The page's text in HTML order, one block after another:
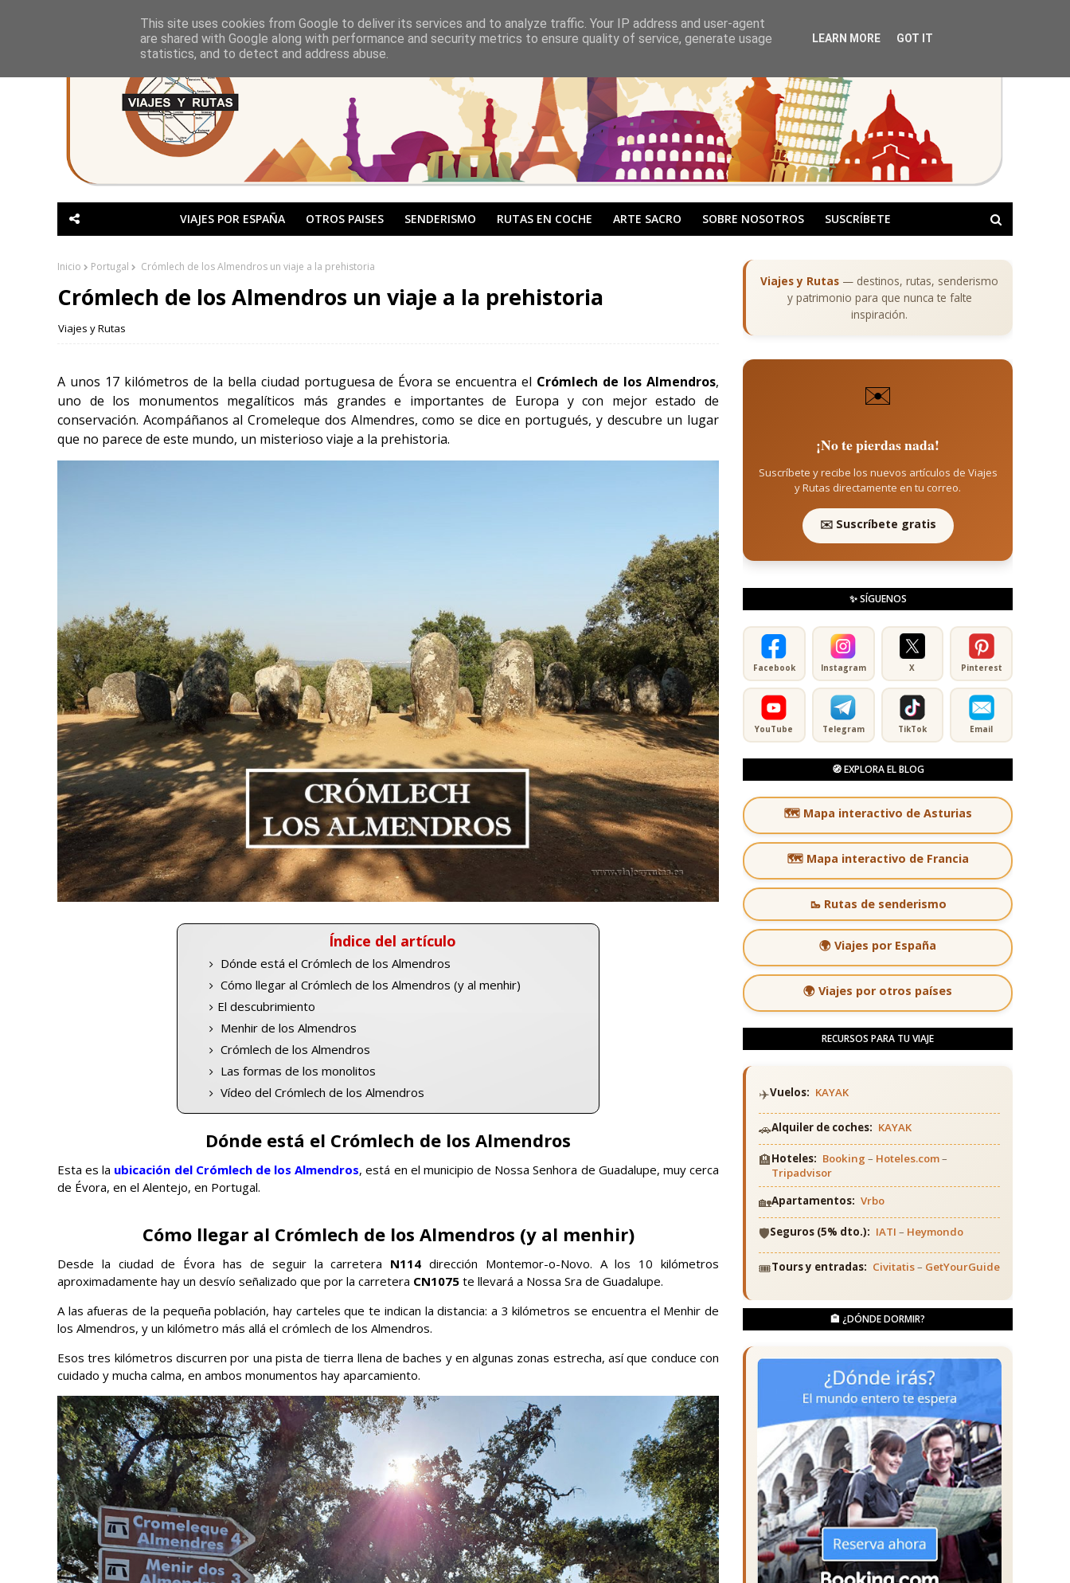
VIAJES POR ESPAÑA OTROS PAISES SENDERISMO RUTAS EN COCHE ARTE SACRO SOBRE NOSOTROS SUSCRÍBETE
Inicio Portugal Crómlech de los Almendros un viaje a la prehistoria
Crómlech de los Almendros un viaje a la prehistoria
Viajes y Rutas
A unos 17 kilómetros de la bella ciudad portuguesa de Évora se encuentra el Crómlech de los Almendros,
uno de los monumentos megalíticos más grandes e importantes de Europa y con mejor estado de
conservación. Acompáñanos al Cromeleque dos Almendres, como se dice en portugués, y descubre un lugar
que no parece de este mundo, un misterioso viaje a la prehistoria.
Índice del artículo
Dónde está el Crómlech de los Almendros
Cómo llegar al Crómlech de los Almendros (y al menhir)
El descubrimiento
Menhir de los Almendros
Crómlech de los Almendros
Las formas de los monolitos
Vídeo del Crómlech de los Almendros
Dónde está el Crómlech de los Almendros
Esta es la ubicación del Crómlech de los Almendros, está en el municipio de Nossa Senhora de Guadalupe, muy cerca
de Évora, en el Alentejo, en Portugal.
Cómo llegar al Crómlech de los Almendros (y al menhir)
Desde la ciudad de Évora has de seguir la carretera N114 dirección Montemor-o-Novo. A los 10 kilómetros
aproximadamente hay un desvío señalizado que por la carretera CN1075 te llevará a Nossa Sra de Guadalupe.
A las afueras de la pequeña población, hay carteles que te indican la distancia: a 3 kilómetros se encuentra el Menhir de
los Almendros, y un kilómetro más allá el crómlech de los Almendros.
Esos tres kilómetros discurren por una pista de tierra llena de baches y en algunas zonas estrecha, así que conduce con
cuidado y mucha calma, en ambos monumentos hay aparcamiento.
Viajes y Rutas — destinos, rutas, senderismo
y patrimonio para que nunca te falte
inspiración.
✉️
¡No te pierdas nada!
Suscríbete y recibe los nuevos artículos de Viajes
y Rutas directamente en tu correo.
✉️ Suscríbete gratis
✨ SÍGUENOS
Facebook Instagram X Pinterest
YouTube Telegram TikTok Email
🧭 EXPLORA EL BLOG
🗺️ Mapa interactivo de Asturias
🗺️ Mapa interactivo de Francia
🥾 Rutas de senderismo
🌍 Viajes por España
🌍 Viajes por otros países
RECURSOS PARA TU VIAJE
✈️Vuelos: KAYAK
🚗Alquiler de coches: KAYAK
🏨Hoteles: Booking – Hoteles.com–
Tripadvisor
🏡Apartamentos: Vrbo
🛡️Seguros (5% dto.): IATI – Heymondo
🎟️Tours y entradas: Civitatis– GetYourGuide
🏨 ¿DÓNDE DORMIR?
This site uses cookies from Google to deliver its services and to analyze traffic. Your IP address and user-agent
are shared with Google along with performance and security metrics to ensure quality of service, generate usage
statistics, and to detect and address abuse.
LEARN MORE GOT IT